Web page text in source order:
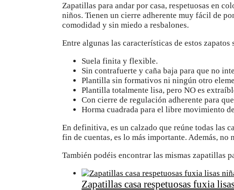
Zapatillas para andar por casa, respetuosas en
niños. Tienen un cierre adherente muy fácil de
comodidad y sin miedo a resbalones.
Entre algunas las características de estos zapatos
Suela finita y flexible.
Sin contrafuerte y caña baja para que no
Plantilla sin formativos ni ningún otro
Plantilla totalmente lisa, pero NO es
Con cierre de regulación adherente para
Horma cuadrada para el libre movimiento
En definitiva, es un calzado que reúne todas las
fin de cuentas, es lo más importante. Además,
También podéis encontrar las mismas zapatillas
Zapatillas casa respetuosas fuxia